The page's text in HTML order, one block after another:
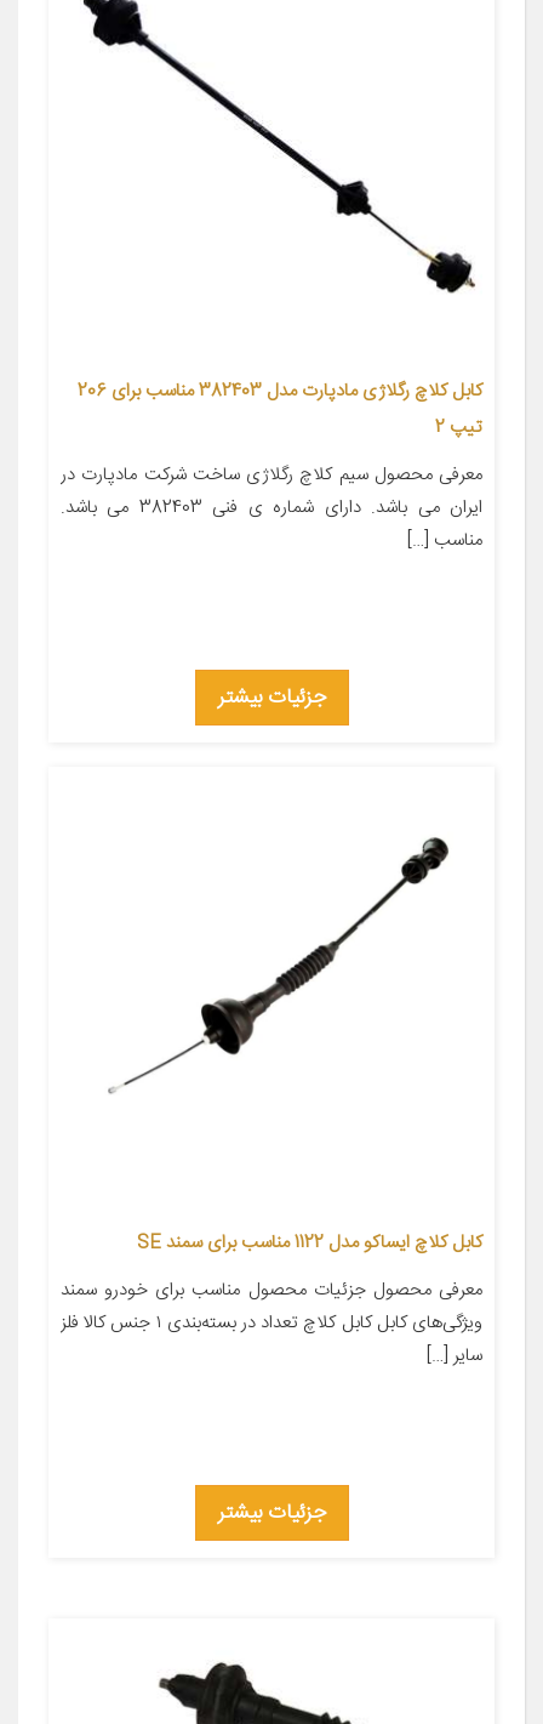
کابل کلاچ رگلاژی مادپارت مدل 382403 مناسب برای 206
تیپ 2
معرفی محصول سیم کلاچ رگلاژی ساخت شرکت مادپارت در
ایران می باشد. دارای شماره ی فنی 382403 می باشد.
مناسب […]
جزئیات بیشتر
کابل کلاچ ایساکو مدل 1122 مناسب برای سمند SE
معرفی محصول جزئیات محصول مناسب برای خودرو سمند
ویژگی‌های کابل کابل کلاچ تعداد در بسته‌بندی ۱ جنس کالا فلز
سایر […]
جزئیات بیشتر